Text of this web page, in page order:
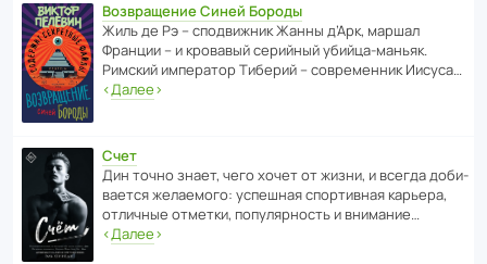
Возвращение Синей Бороды
Жиль де Рэ – спод­ви­жник Жанны д’Арк, маршал
Франции – и кровавый серийный убийца-маньяк.
Римский импе­ратор Тиберий – совре­менник Иисуса…
‹Далее›
Счет
Дин точно знает, чего хочет от жизни, и всегда доби­
ва­ется жела­е­мого: успе­шная спор­ти­вная карьера,
отли­чные отметки, попу­ля­р­ность и внимание…
‹Далее›